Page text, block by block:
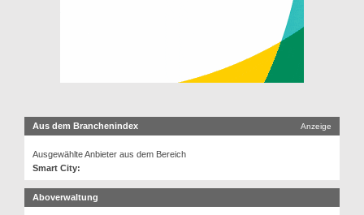
Aus dem Branchenindex Anzeige
Ausgewählte Anbieter aus dem Bereich
Smart City:
Aboverwaltung